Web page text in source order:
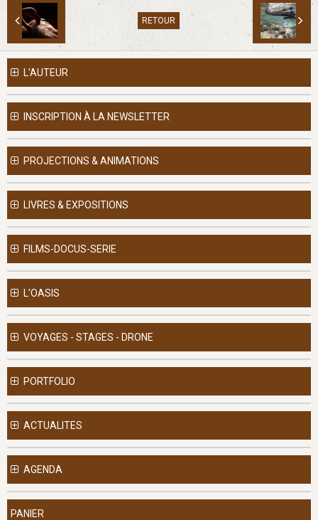
RETOUR
L'AUTEUR
INSCRIPTION À LA NEWSLETTER
PROJECTIONS & ANIMATIONS
LIVRES & EXPOSITIONS
FILMS-DOCUS-SERIE
L'OASIS
VOYAGES - STAGES - DRONE
PORTFOLIO
ACTUALITES
AGENDA
PANIER